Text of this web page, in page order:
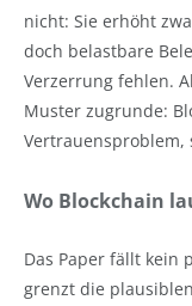
nicht: Sie erhöht
doch belastbare
Verzerrung fehlen.
Muster zugrunde:
Vertrauensproblem,
Wo Blockchain
Das Paper fällt kein
grenzt die